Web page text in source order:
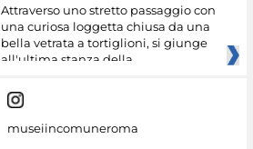
Attraverso uno stretto passaggio con
una curiosa loggetta chiusa da una
bella vetrata a tortiglioni, si giunge
all'ultima stanza della
museiincomuneroma